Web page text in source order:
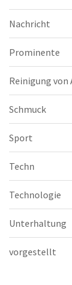
Nachricht
Prominente
Reinigung von
Schmuck
Sport
Techn
Technologie
Unterhaltung
vorgestellt